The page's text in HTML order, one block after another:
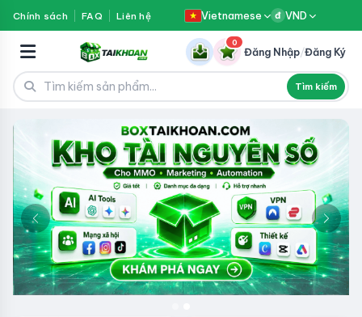
Chính sách FAQ Liên hệ Vietnamese đ VND
Tìm kiếm
0
Đăng Nhập/Đăng Ký